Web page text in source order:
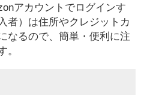
アカウントでログインす
者）は住所やクレジットカ
なるので、簡単・便利に注
。